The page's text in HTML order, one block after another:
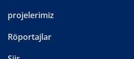
projelerimiz
Röportajlar